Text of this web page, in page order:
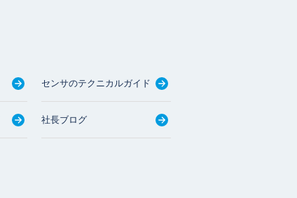
センサのテクニカルガイド
社長ブログ